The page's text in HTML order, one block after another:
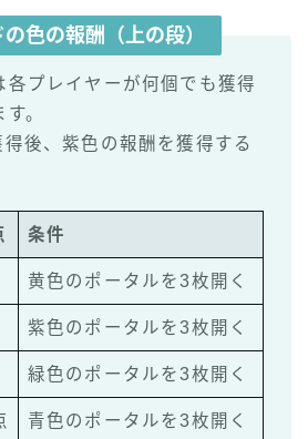
色の報酬（上の段）
各プレイヤーが何個でも獲得
。
得後、紫色の報酬を獲得する
条件
黄色のポータルを3枚開く
紫色のポータルを3枚開く
緑色のポータルを3枚開く
青色のポータルを3枚開く